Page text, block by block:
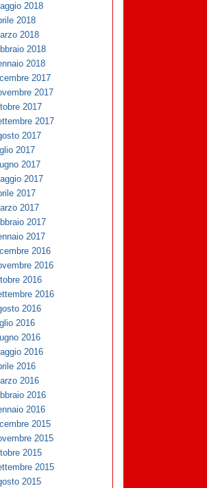
2018
2018
2018
2018
2018
2017
2017
2017
2017
2017
2017
2017
2017
2017
2017
2017
2017
2016
2016
2016
2016
2016
2016
2016
2016
2016
2016
2016
2016
2015
2015
2015
2015
2015